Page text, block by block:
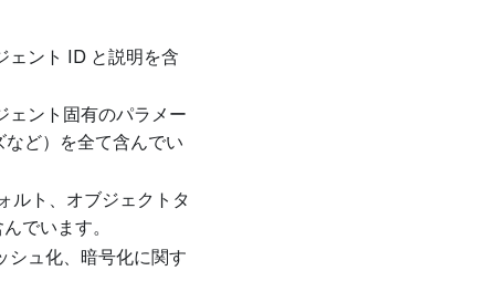
ェント ID と説明を含
ェント固有のパラメー
ど）を全て含んでい
ルト、オブジェクトタ
でいます。
シュ化、暗号化に関す